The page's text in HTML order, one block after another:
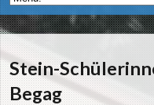
Stein-
Begag